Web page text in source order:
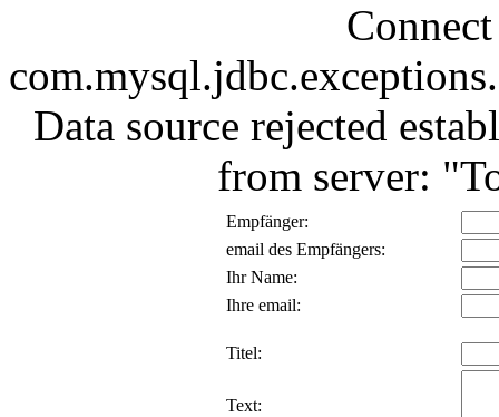
Data source rejected
from server:
Empfänger:
email des Empfängers:
Ihr Name:
Ihre email:
Titel:
Text: